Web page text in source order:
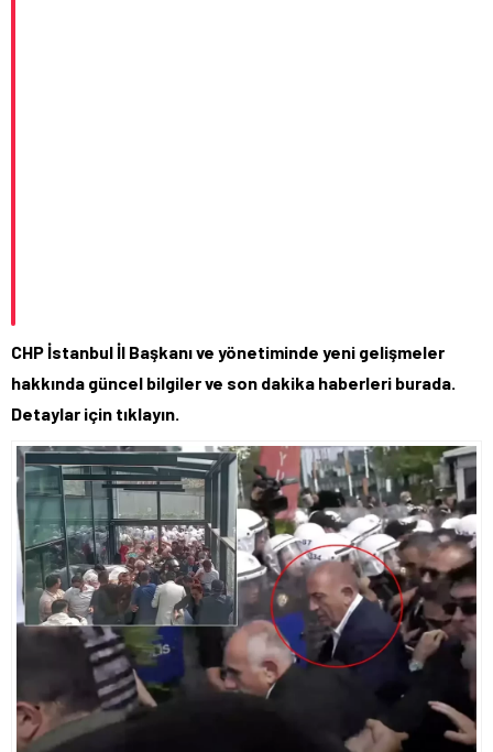
CHP İstanbul İl Başkanı ve yönetiminde yeni gelişmeler
hakkında güncel bilgiler ve son dakika haberleri burada.
Detaylar için tıklayın.